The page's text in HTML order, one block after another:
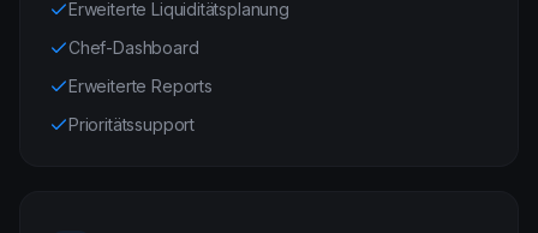
Erweiterte Liquiditätsplanung
Chef-Dashboard
Erweiterte Reports
Prioritätssupport